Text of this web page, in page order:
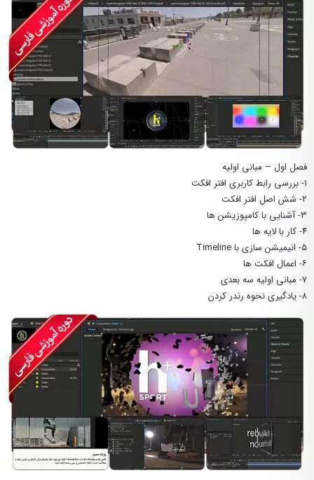
فصل اول – مبانی اولیه
۱- بررسی رابط کاربری افتر افکت
۲- شش اصل افتر افکت
۳- آشنایی با کامپوزیشن ها
۴- کار با لایه ها
۵- انیمیشن سازی با Timeline
۶- اعمال افکت ها
۷- مبانی اولیه سه بعدی
۸- یادگیری نحوه رندر کردن